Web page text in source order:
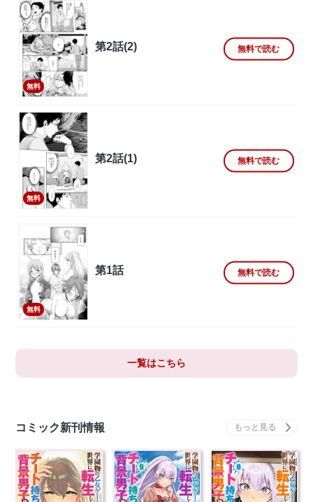
無料
第2話(2) 無料で読む
無料
第2話(1) 無料で読む
無料
第1話 無料で読む
一覧はこちら
コミック新刊情報